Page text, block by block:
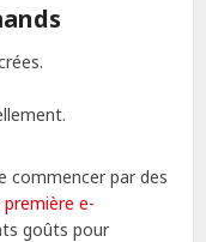
commencer par des
e-
goûts pour